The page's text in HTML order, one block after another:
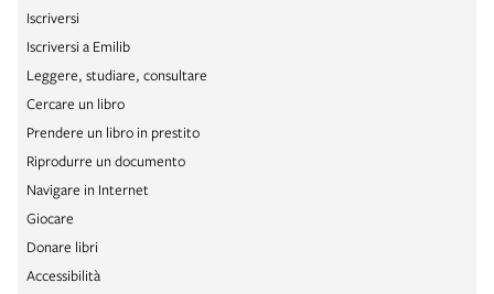
Iscriversi
Iscriversi a Emilib
Leggere, studiare, consultare
Cercare un libro
Prendere un libro in prestito
Riprodurre un documento
Navigare in Internet
Giocare
Donare libri
Accessibilità